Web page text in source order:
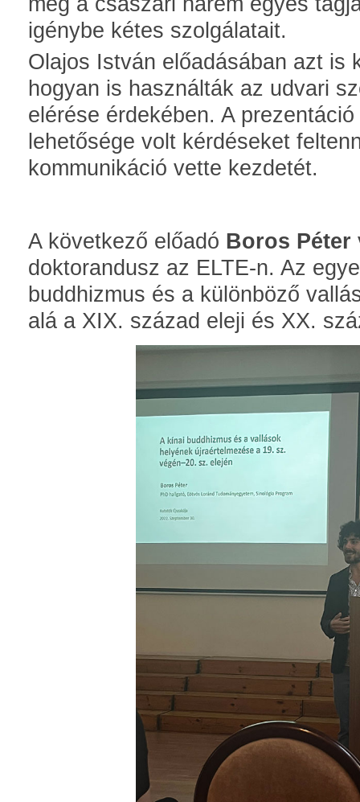
igénybe kétes szolgálatait.
Olajos István előadásában azt is
hogyan is használták az udvari
elérése érdekében. A
lehetősége volt kérdéseket
kommunikáció vette kezdetét.
A következő előadó Boros Péter
doktorandusz az ELTE-n. Az
buddhizmus és a különböző
alá a XIX. század eleji és XX.